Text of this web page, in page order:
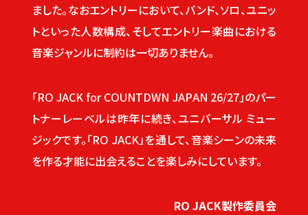
ました。なおエントリーにおいて、バンド、ソロ、ユニッ
トといった人数構成、そしてエントリー楽曲における
音楽ジャンルに制約は一切ありません。
「RO JACK for COUNTDWN JAPAN 26/27」のパー
トナーレーベルは昨年に続き、ユニバーサル ミュー
ジックです。「RO JACK」を通して、音楽シーンの未来
を作る才能に出会えることを楽しみにしています。
RO JACK製作委員会